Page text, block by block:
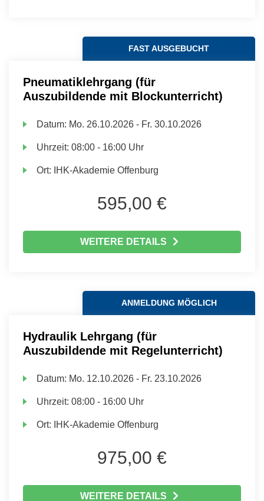
FAST AUSGEBUCHT
Pneumatiklehrgang (für
Auszubildende mit Blockunterricht)
Datum: Mo. 26.10.2026 - Fr. 30.10.2026
Uhrzeit:08:00 - 16:00 Uhr
Ort: IHK-Akademie Offenburg
595,00 €
WEITERE DETAILS
ANMELDUNG MÖGLICH
Hydraulik Lehrgang (für
Auszubildende mit Regelunterricht)
Datum: Mo. 12.10.2026 - Fr. 23.10.2026
Uhrzeit:08:00 - 16:00 Uhr
Ort: IHK-Akademie Offenburg
975,00 €
WEITERE DETAILS